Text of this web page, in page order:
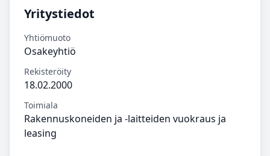
Yritystiedot
Yhtiömuoto
Osakeyhtiö
Rekisteröity
18.02.2000
Toimiala
Rakennuskoneiden ja -laitteiden vuokraus ja
leasing